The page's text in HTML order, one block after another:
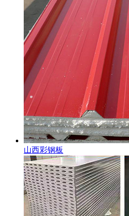
山西彩钢板